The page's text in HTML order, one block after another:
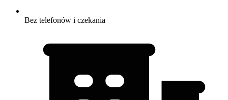
Bez telefonów i czekania